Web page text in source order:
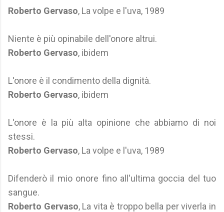
Roberto Gervaso, La volpe e l'uva, 1989
Niente è più opinabile dell'onore altrui.
Roberto Gervaso, ibidem
L'onore è il condimento della dignità.
Roberto Gervaso, ibidem
L'onore è la più alta opinione che abbiamo di noi
stessi.
Roberto Gervaso, La volpe e l'uva, 1989
Difenderò il mio onore fino all'ultima goccia del tuo
sangue.
Roberto Gervaso, La vita è troppo bella per viverla in